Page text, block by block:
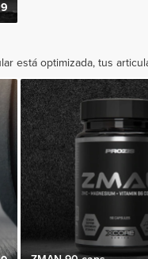
está optimizada, tus